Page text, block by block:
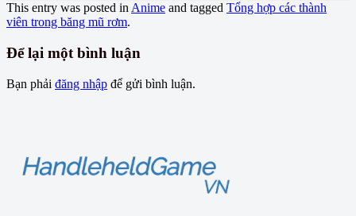
This entry was posted in Anime and tagged Tổng hợp các thành
viên trong băng mũ rơm.
Để lại một bình luận
Bạn phải đăng nhập để gửi bình luận.